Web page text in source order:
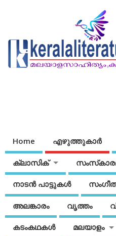
Home എഴുത്തുകാര്‍
ക്ലാസിക്
നാടന്‍ പാട്ടുകള്‍
അലങ്കാരം വൃത്തം
കടംകഥകള്‍ മലയാളം